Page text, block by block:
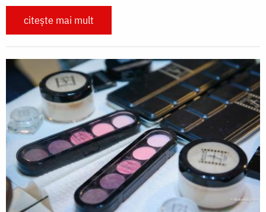
citește mai mult